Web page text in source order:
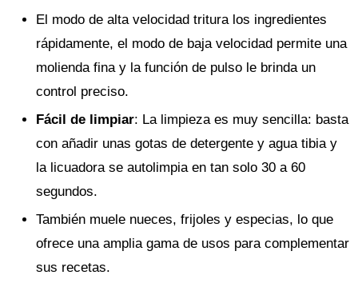
El modo de alta velocidad tritura los ingredientes
rápidamente, el modo de baja velocidad permite una
molienda fina y la función de pulso le brinda un
control preciso.
Fácil de limpiar: La limpieza es muy sencilla: basta
con añadir unas gotas de detergente y agua tibia y
la licuadora se autolimpia en tan solo 30 a 60
segundos.
También muele nueces, frijoles y especias, lo que
ofrece una amplia gama de usos para complementar
sus recetas.